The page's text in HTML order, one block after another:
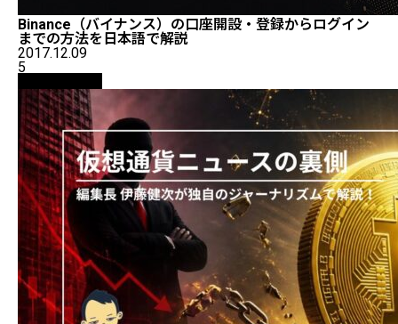
Binance（バイナンス）の口座開設・登録からログイン
までの方法を日本語で解説
2017.12.09
5